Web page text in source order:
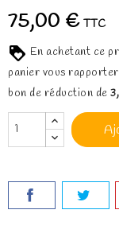
75,00 € TTC
En achetant ce
panier vous
bon de réduction de